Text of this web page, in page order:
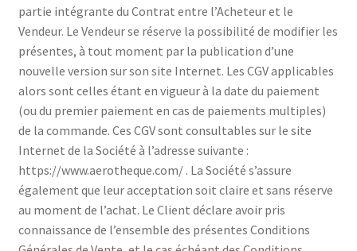
partie intégrante du Contrat entre l’Acheteur et le
Vendeur. Le Vendeur se réserve la possibilité de modifier les
présentes, à tout moment par la publication d’une
nouvelle version sur son site Internet. Les CGV applicables
alors sont celles étant en vigueur à la date du paiement
(ou du premier paiement en cas de paiements multiples)
de la commande. Ces CGV sont consultables sur le site
Internet de la Société à l’adresse suivante :
https://www.aerotheque.com/ . La Société s’assure
également que leur acceptation soit claire et sans réserve
au moment de l’achat. Le Client déclare avoir pris
connaissance de l’ensemble des présentes Conditions